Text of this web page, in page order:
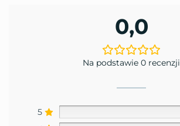
0,0
Na podstawie 0 recenzji
5